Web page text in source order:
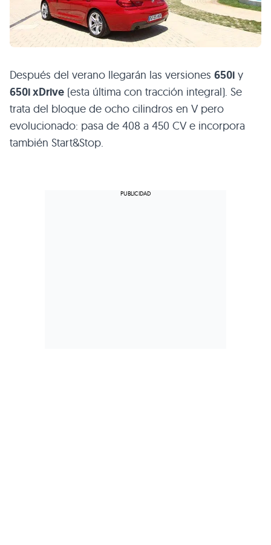
Después del verano llegarán las versiones 650i y
650i xDrive (esta última con tracción integral). Se
trata del bloque de ocho cilindros en V pero
evolucionado: pasa de 408 a 450 CV e incorpora
también Start&Stop.